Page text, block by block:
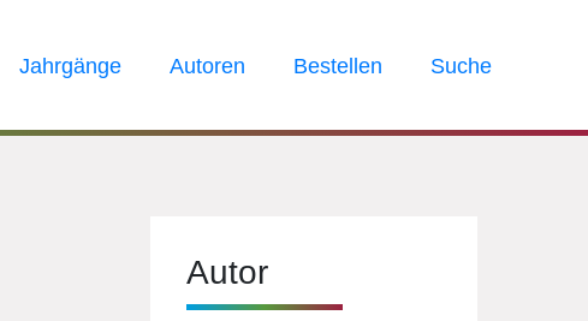
Jahrgänge Autoren Bestellen Suche
Autor